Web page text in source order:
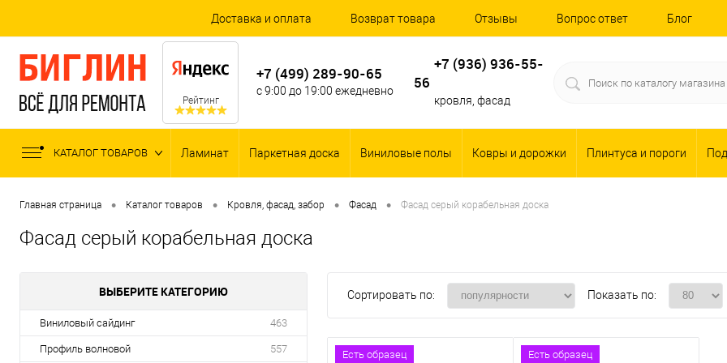
Доставка и оплата Возврат товара Отзывы Вопрос ответ Блог
Рейтинг
+7 (499) 289-90-65
с 9:00 до 19:00 ежедневно
+7 (936) 936-55-
56
кровля, фасад
КАТАЛОГ ТОВАРОВ Ламинат Паркетная доска Виниловые полы Ковры и дорожки Плинтуса и пороги
Главная страница • Каталог товаров • Кровля, фасад, забор • Фасад • Фасад серый корабельная доска
Фасад серый корабельная доска
ВЫБЕРИТЕ КАТЕГОРИЮ
Виниловый сайдинг 463
Профиль волновой 557
Сортировать по: Показать по:
Есть образец Есть образец